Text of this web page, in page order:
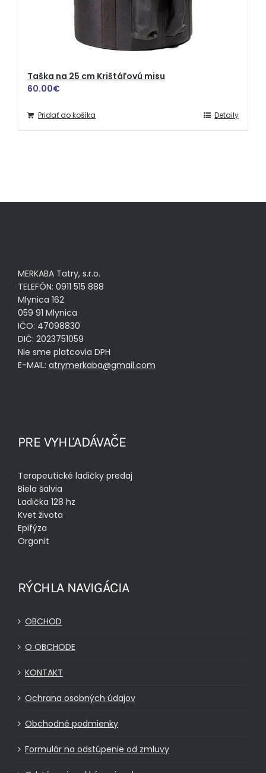
Taška na 25 cm Krištáľovú misu
60.00€
Pridať do košíka Detaily
MERKABA Tatry, s.r.o.
TELEFÓN: 0911 515 888
Mlynica 162
059 91 Mlynica
IČO: 47098830
DIČ: 2023751059
Nie sme platcovia DPH
E-MAIL: atrymerkaba@gmail.com
PRE VYHĽADÁVAČE
Terapeutické ladičky predaj
Biela šalvia
Ladička 128 hz
Kvet života
Epifýza
Orgonit
RÝCHLA NAVIGÁCIA
OBCHOD
O OBCHODE
KONTAKT
Ochrana osobných údajov
Obchodné podmienky
Formulár na odstúpenie od zmluvy